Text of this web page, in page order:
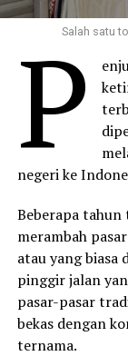
Salah satu
P
negeri ke
Beberapa tahun
merambah
atau yang biasa
pinggir jalan
pasar-pasar
bekas dengan
ternama.